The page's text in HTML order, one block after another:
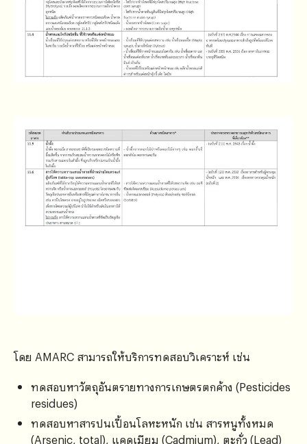
โดย AMARC สามารถให้บริการทดสอบวิเคราะห์ เช่น
ทดสอบหาวัตถุอันตรายทางการเกษตรตกค้าง (Pesticides
residues)
ทดสอบหาสารปนเปื้อนโลหะหนัก เช่น สารหนูทั้งหมด
(Arsenic, total), แคดเมียม (Cadmium), ตะกั่ว (Lead)